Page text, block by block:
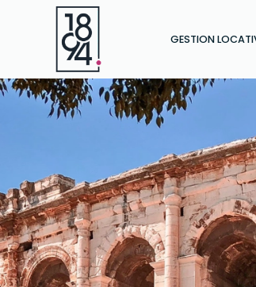
GESTION